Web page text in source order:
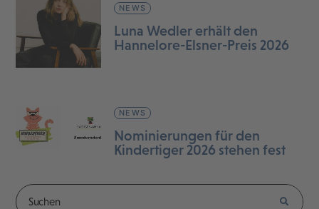
NEWS
Luna Wedler erhält den
Hannelore-Elsner-Preis 2026
NEWS
Nominierungen für den
Kindertiger 2026 stehen fest